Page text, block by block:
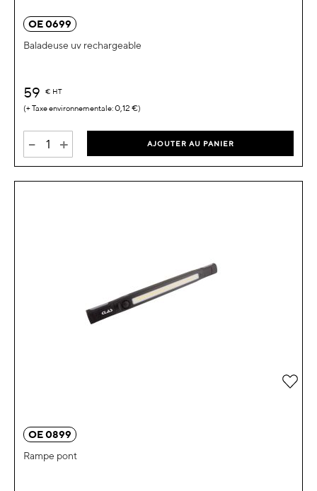
OE 0699
Baladeuse uv rechargeable
59 € HT
0,12 €
- + AJOUTER AU PANIER
OE 0899
Rampe pont